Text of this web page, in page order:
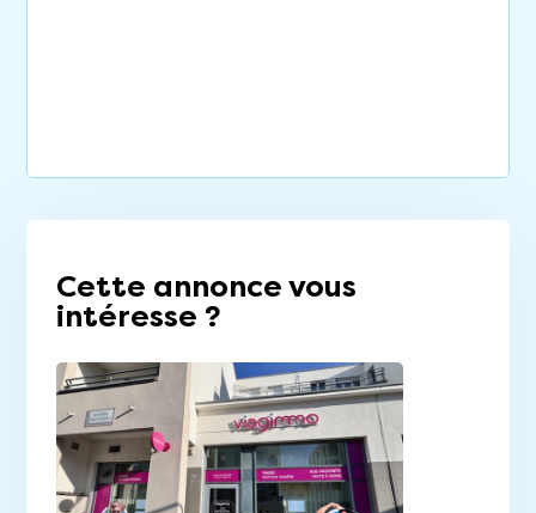
Cette annonce vous
intéresse ?